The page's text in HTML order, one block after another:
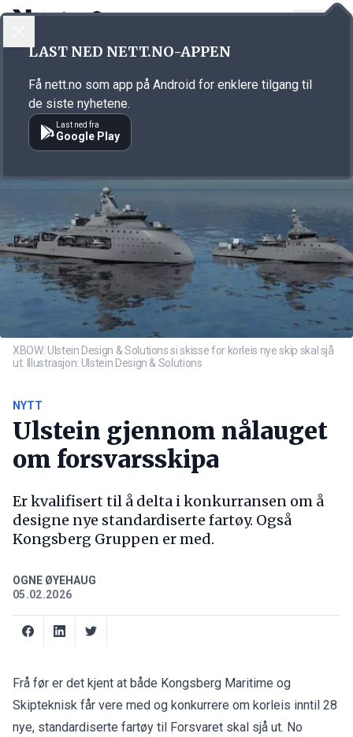
Annonsørinnhold
XBOW: Ulstein Design & Solutions si skisse for korleis nye skip skal sjå
ut. Illustrasjon: Ulstein Design & Solutions
NYTT
Ulstein gjennom nålauget
om forsvarsskipa
Er kvalifisert til å delta i konkurransen om å
designe nye standardiserte fartøy. Også
Kongsberg Gruppen er med.
OGNE ØYEHAUG
05.02.2026
Frå før er det kjent at både Kongsberg Maritime og
Skipteknisk får vere med og konkurrere om korleis inntil 28
nye, standardiserte fartøy til Forsvaret skal sjå ut. No
LAST NED NETT.NO-APPEN
Få nett.no som app på Android for enklere tilgang til
de siste nyhetene.
Last ned fra
Google Play